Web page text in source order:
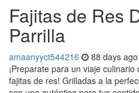
Fajitas de Res
Parrilla
amaanyyct544216 88 days ago
¡Preparate para un viaje
fajitas de res! Grilladas a la